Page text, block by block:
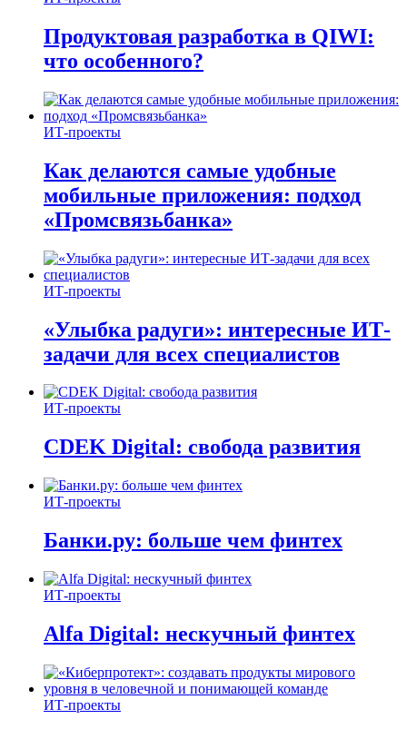
Продуктовая разработка в QIWI:
что особенного?
ИТ-проекты
Как делаются самые удобные
мобильные приложения: подход
«Промсвязьбанка»
ИТ-проекты
«Улыбка радуги»: интересные ИТ-
задачи для всех специалистов
ИТ-проекты
CDEK Digital: свобода развития
ИТ-проекты
Банки.ру: больше чем финтех
ИТ-проекты
Alfa Digital: нескучный финтех
ИТ-проекты